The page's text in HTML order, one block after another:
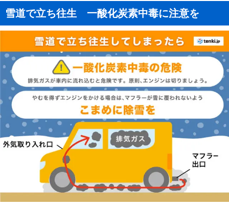
雪道で立ち往生 一酸化炭素中毒に注意を